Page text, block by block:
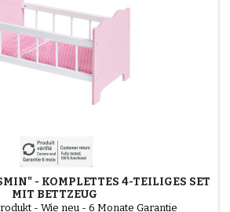
- KOMPLETTES 4-TEILIGES SET
MIT BETTZEUG
- Wie neu - 6 Monate Garantie